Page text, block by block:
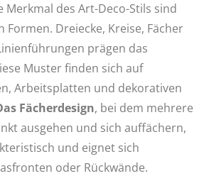
Merkmal des Art-Deco-Stils sind
Formen. Dreiecke, Kreise, Fächer
prägen das
Muster finden sich auf
Arbeitsplatten und dekorativen
Fächerdesign, bei dem mehrere
ausgehen und sich auffächern,
und eignet sich
oder Rückwände.